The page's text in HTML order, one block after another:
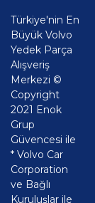
Türkiye'nin En
Büyük Volvo
Yedek Parça
Alışveriş
Merkezi ©
Copyright
2021 Enok
Grup
Güvencesi ile
* Volvo Car
Corporation
ve Bağlı
Kuruluşlar ile